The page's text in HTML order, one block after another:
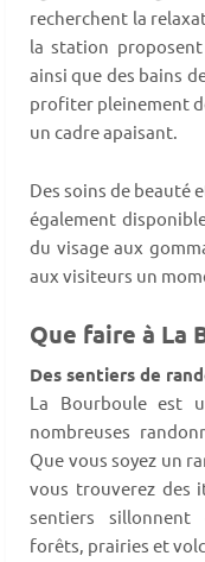
recherchent la
la station proposent
ainsi que des bains
profiter pleinement
un cadre apaisant.
Des soins de beauté
également
du visage aux
aux visiteurs un
Que faire à La
Des sentiers de
La Bourboule est
nombreuses
Que vous soyez un
vous trouverez des
sentiers sillonnent
forêts, prairies et